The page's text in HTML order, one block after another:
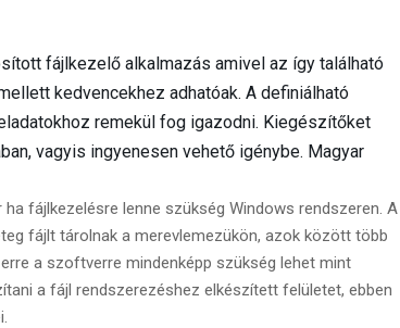
fájlkezelő alkalmazás amivel az így található
kedvencekhez adhatóak. A definiálható
remekül fog igazodni. Kiegészítőket
vagyis ingyenesen vehető igénybe. Magyar
fájlkezelésre lenne szükség Windows rendszeren. A
fájlt tárolnak a merevlemezükön, azok között több
a szoftverre mindenképp szükség lehet mint
a fájl rendszerezéshez elkészített felületet, ebben